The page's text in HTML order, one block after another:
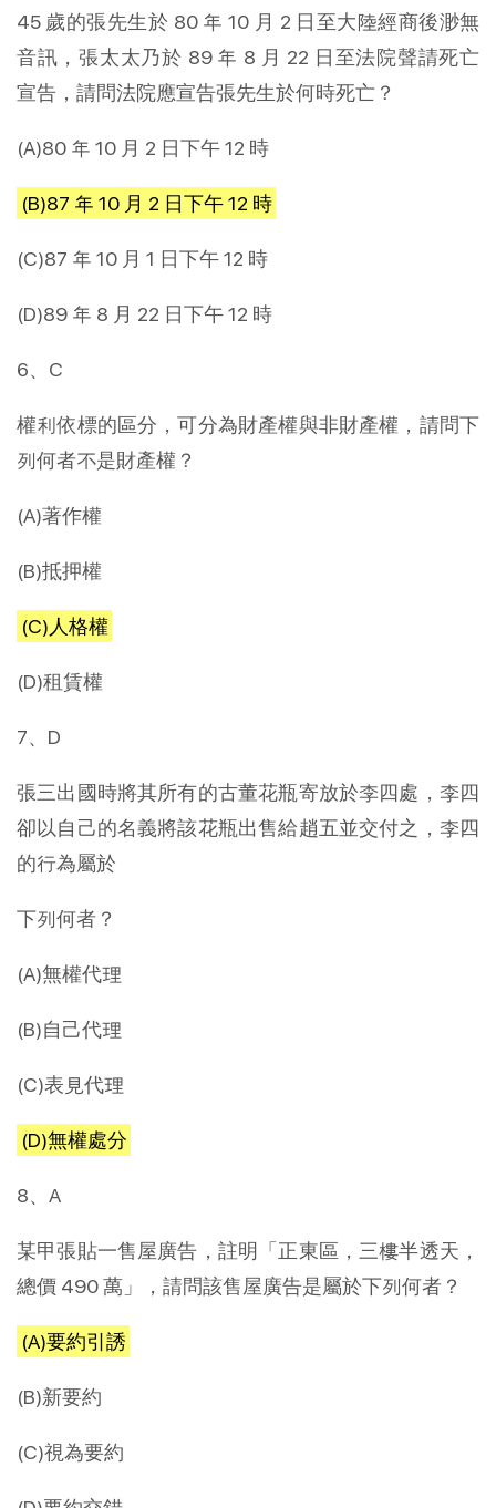
45 歲的張先生於 80 年 10 月 2 日至大陸經商後渺無
音訊，張太太乃於 89 年 8 月 22 日至法院聲請死亡
宣告，請問法院應宣告張先生於何時死亡？
(A)80 年 10 月 2 日下午 12 時
(B)87 年 10 月 2 日下午 12 時
(C)87 年 10 月 1 日下午 12 時
(D)89 年 8 月 22 日下午 12 時
6、C
權利依標的區分，可分為財產權與非財產權，請問下
列何者不是財產權？
(A)著作權
(B)抵押權
(C)人格權
(D)租賃權
7、D
張三出國時將其所有的古董花瓶寄放於李四處，李四
卻以自己的名義將該花瓶出售給趙五並交付之，李四
的行為屬於
下列何者？
(A)無權代理
(B)自己代理
(C)表見代理
(D)無權處分
8、A
某甲張貼一售屋廣告，註明「正東區，三樓半透天，
總價 490 萬」，請問該售屋廣告是屬於下列何者？
(A)要約引誘
(B)新要約
(C)視為要約